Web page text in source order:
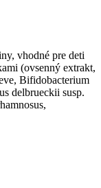
vhodné pre deti
(ovsenný extrakt,
Bifidobacterium
delbrueckii susp.